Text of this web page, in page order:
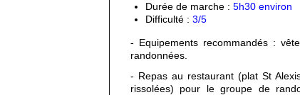
Durée de marche : 5h30 environ
Difficulté : 3/5
- Equipements recommandés :
randonnées.
- Repas au restaurant (plat St
rissolées) pour le groupe de